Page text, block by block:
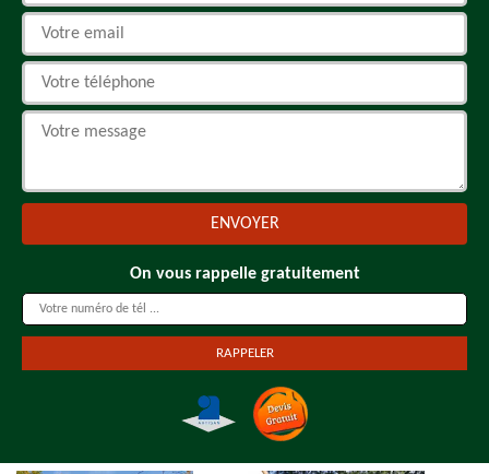
On vous rappelle gratuitement